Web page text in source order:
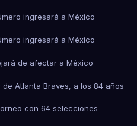
ingresará a México
ingresará a México
de afectar a México
Atlanta Braves, a los 84 años
con 64 selecciones